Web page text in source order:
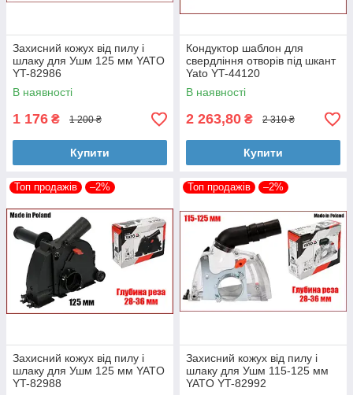
Захисний кожух від пилу і
шлаку для Ушм 125 мм YATO
YT-82986
В наявності
1 176 ₴ 1 200 ₴
Купити
Кондуктор шаблон для
свердління отворів під шкант
Yato YT-44120
В наявності
2 263,80 ₴ 2 310 ₴
Купити
Топ продажів –2%
Захисний кожух від пилу і
шлаку для Ушм 125 мм YATO
YT-82988
Топ продажів –2%
Захисний кожух від пилу і
шлаку для Ушм 115-125 мм
YATO YT-82992